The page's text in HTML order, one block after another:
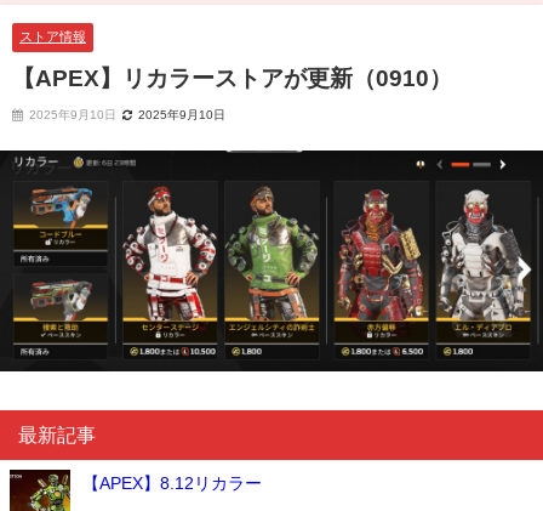
ストア情報
【APEX】リカラーストアが更新（0910）
2025年9月10日 2025年9月10日
最新記事
【APEX】8.12リカラー